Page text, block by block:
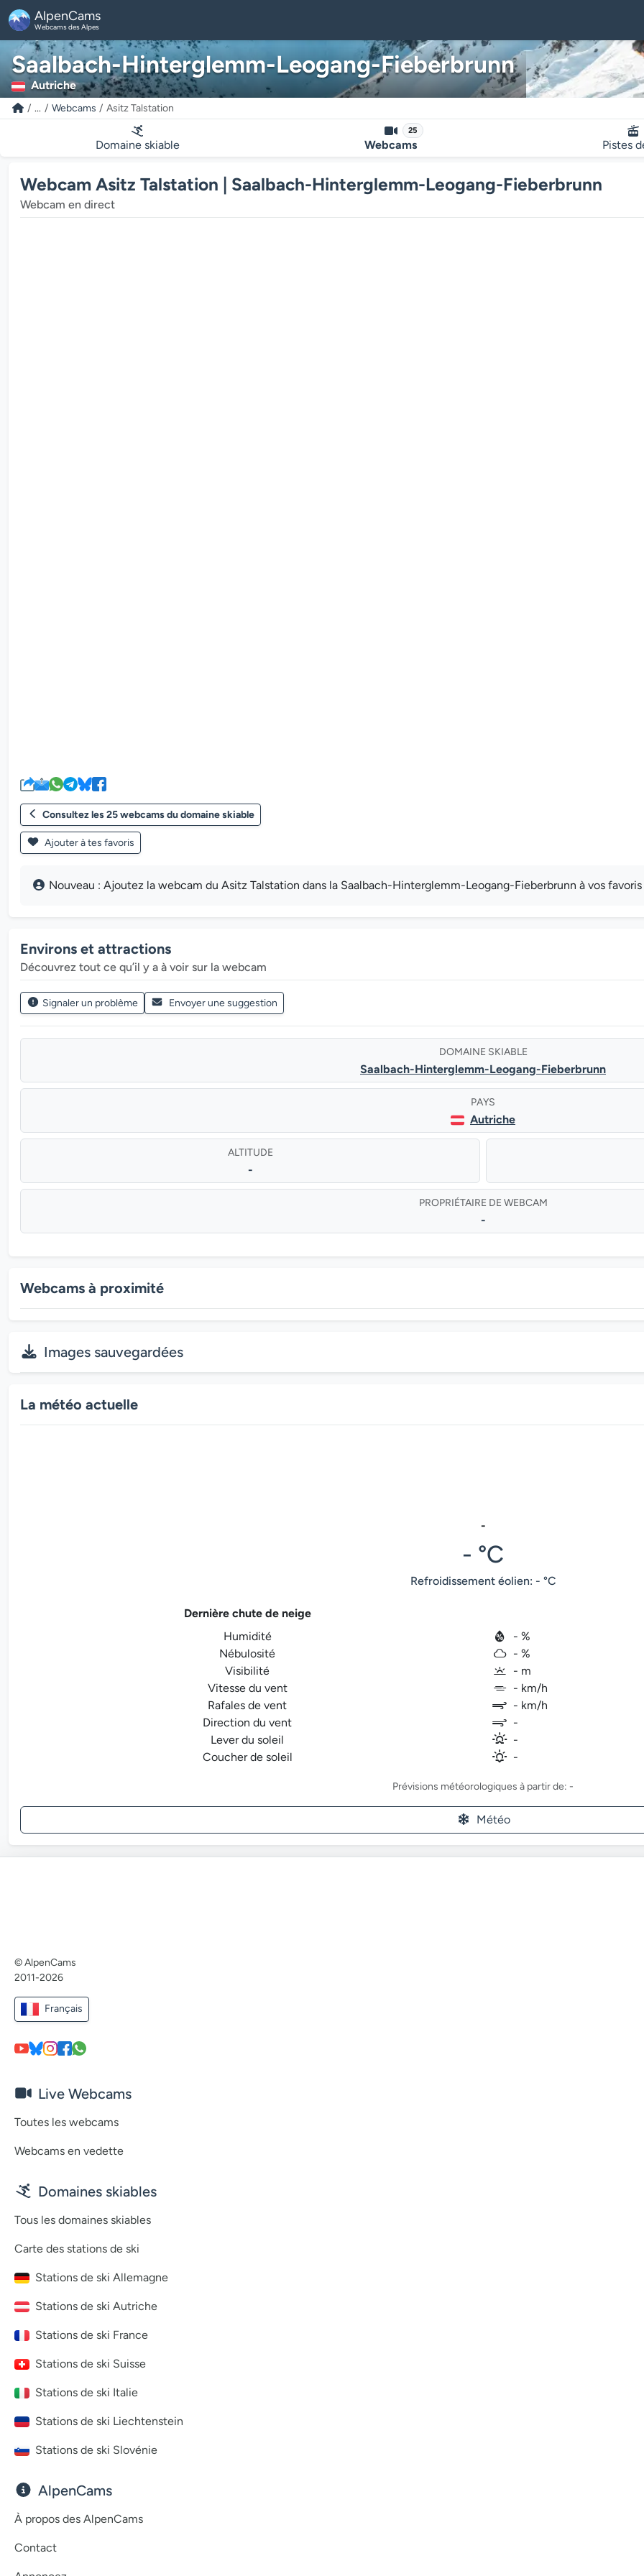
AlpenCams
Webcams des Alpes
Saalbach-Hinterglemm-Leogang-Fieberbrunn
Autriche
... Webcams Asitz Talstation
Domaine skiable
25
Webcams Pistes
Webcam Asitz Talstation | Saalbach-Hinterglemm-Leogang-Fieberbrunn
Webcam en direct
Consultez les 25 webcams du domaine skiable
Ajouter à tes favoris
Nouveau : Ajoutez la webcam du Asitz Talstation dans la Saalbach-Hinterglemm-Leogang-Fieberbrunn à vos
Environs et attractions
Découvrez tout ce qu’il y a à voir sur la webcam
Signaler un problème Envoyer une suggestion
DOMAINE SKIABLE
Saalbach-Hinterglemm-Leogang-Fieberbrunn
PAYS
Autriche
ALTITUDE
-
PROPRIÉTAIRE DE WEBCAM
-
Webcams à proximité
Images sauvegardées
La météo actuelle
-
- °C
Refroidissement éolien: - °C
Dernière chute de neige
Humidité
- %
Nébulosité
- %
Visibilité
- m
Vitesse du vent
- km/h
Rafales de vent
- km/h
Direction du vent
-
Lever du soleil
-
Coucher de soleil
-
Prévisions météorologiques à partir de: -
Météo
© AlpenCams
2011-2026
Français
Live Webcams
Toutes les webcams
Webcams en vedette
Domaines skiables
Tous les domaines skiables
Carte des stations de ski
Stations de ski Allemagne
Stations de ski Autriche
Stations de ski France
Stations de ski Suisse
Stations de ski Italie
Stations de ski Liechtenstein
Stations de ski Slovénie
AlpenCams
À propos des AlpenCams
Contact